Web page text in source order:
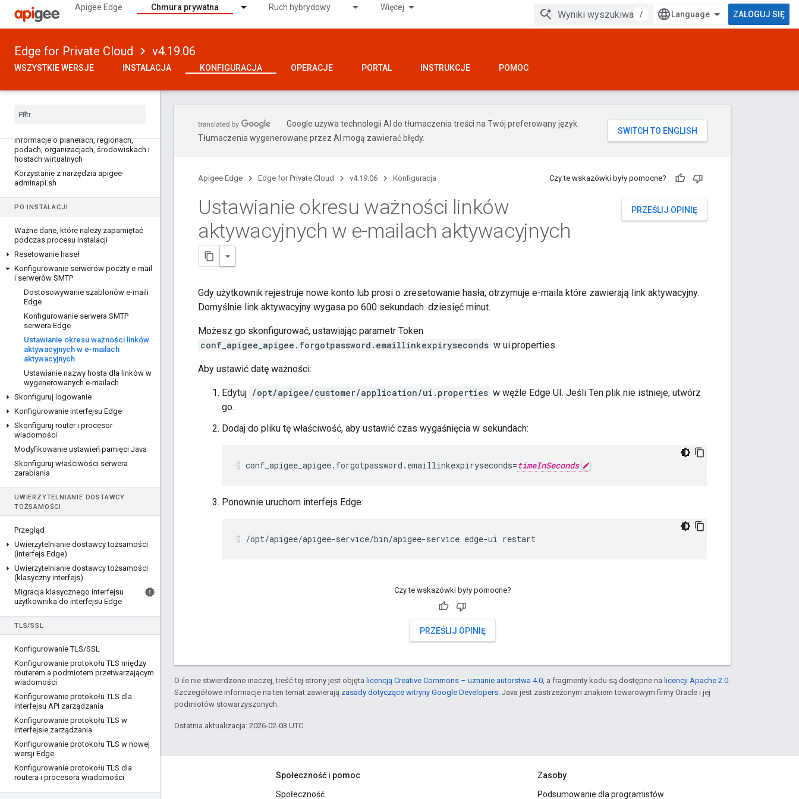
Apigee Edge Chmura prywatna Ruch hybrydowy Więcej
/ ZALOGUJ SIĘ
Edge for Private Cloud v4.19.06
WSZYSTKIE WERSJE INSTALACJA KONFIGURACJA OPERACJE PORTAL INSTRUKCJE POMOC
Informacje o planetach,regionach,
podach, organizacjach, środowiskach i
hostach wirtualnych
Korzystanie z narzędzia apigee-
adminapi.sh
PO INSTALACJI
Ważne dane, które należy zapamiętać
podczas procesu instalacji
Resetowanie haseł
Konfigurowanie serwerów poczty e-mail
i serwerów SMTP
Dostosowywanie szablonów e-maili
Edge
Konfigurowanie serwera SMTP
serwera Edge
Ustawianie okresu ważności linków
aktywacyjnych w e-mailach
aktywacyjnych
Ustawianie nazwy hosta dla linków w
wygenerowanych e-mailach
Skonfiguruj logowanie
Konfigurowanie interfejsu Edge
Skonfiguruj router i procesor
wiadomości
Modyfikowanie ustawień pamięci Java
Skonfiguruj właściwości serwera
zarabiania
UWIERZYTELNIANIE DOSTAWCY
TOŻSAMOŚCI
Przegląd
Uwierzytelnianie dostawcy tożsamości
(interfejs Edge)
Uwierzytelnianie dostawcy tożsamości
(klasyczny interfejs)
Migracja klasycznego interfejsu
użytkownika do interfejsu Edge
TLS/SSL
Konfigurowanie TLS/SSL
Konfigurowanie protokołu TLS między
routerem a podmiotem przetwarzającym
wiadomości
Konfigurowanie protokołu TLS dla
interfejsu API zarządzania
Konfigurowanie protokołu TLS w
interfejsie zarządzania
Konfigurowanie protokołu TLS w nowej
wersji Edge
Konfigurowanie protokołu TLS dla
routera i procesora wiadomości
Google używa technologii AI do tłumaczenia treści na Twój preferowany język.
Tłumaczenia wygenerowane przez AI mogą zawierać błędy.
Apigee Edge Edge for Private Cloud v4.19.06 Konfiguracja Czy te wskazówki były pomocne?
PRZEŚLIJ OPINIĘ
Ustawianie okresu ważności linków
aktywacyjnych w e-mailach aktywacyjnych
Gdy użytkownik rejestruje nowe konto lub prosi o zresetowanie hasła, otrzymuje e-maila które zawierają link aktywacyjny.
Domyślnie link aktywacyjny wygasa po 600 sekundach. dziesięć minut.
Możesz go skonfigurować, ustawiając parametr Token
conf_apigee_apigee.forgotpassword.emaillinkexpiryseconds w ui.properties.
Aby ustawić datę ważności:
Edytuj /opt/apigee/customer/application/ui.properties w węźle Edge UI. Jeśli Ten plik nie istnieje, utwórz
go.
Dodaj do pliku tę właściwość, aby ustawić czas wygaśnięcia w sekundach:
conf_apigee_apigee.forgotpassword.emaillinkexpiryseconds=timeInSeconds
Ponownie uruchom interfejs Edge:
/opt/apigee/apigee-service/bin/apigee-service edge-ui restart
Czy te wskazówki były pomocne?
PRZEŚLIJ OPINIĘ
O ile nie stwierdzono inaczej, treść tej strony jest objęta licencją Creative Commons – uznanie autorstwa 4.0, a fragmenty kodu są dostępne na licencji Apache 2.0.
Szczegółowe informacje na ten temat zawierają zasady dotyczące witryny Google Developers. Java jest zastrzeżonym znakiem towarowym firmy Oracle i jej
podmiotów stowarzyszonych.
Ostatnia aktualizacja: 2026-02-03 UTC.
Apigee – informacje
We're part of Google
Społeczność i pomoc
Społeczność
Zasoby
Podsumowanie dla programistów